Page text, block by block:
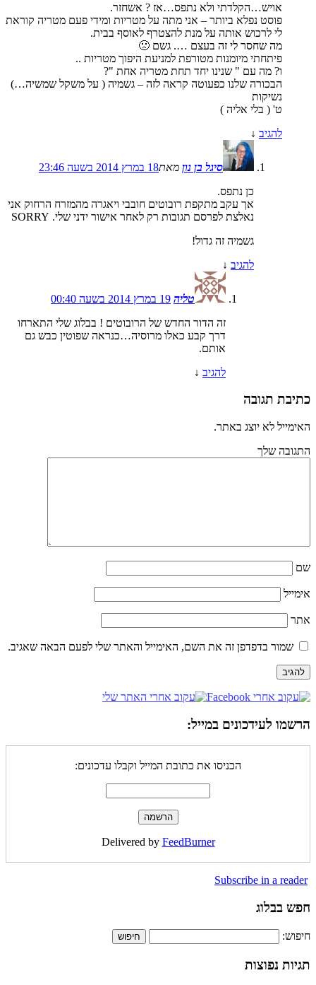
אויש…הקלדתי ולא נתפס…אז ? אשחזר.
פוסט נפלא ביותר – אני מתה על מטריות ומידי פעם מטריה קוראת
לי לרכוש אותה על מנת להצטרף לאוסף בבית.
מה שחסר לי זה בעצם …. גשם 🙁
פיתחתי מיומנות מטורפת למניעת היפוך מטריות ..
ו? מה עם " שנינו יחד תחת מטריה אחת "?
הבכורה שלנו כפעוטה קראה לזה – גשמיה ( על משקל שמשיה…)
נשיקות
ט' ( בלי אליה )
להגיב ↓
סיגל בן נון מאת18 במרץ 2014 בשעה 23:46
כן נתפס.
אך עקב מתקפת רובוטים חובבי ויאגרה מהמזרח הרחוק אני
נאלצת לפרסם תגובות רק לאחר אישור ידני שלי. SORRY
גשמיה זה גדול!
להגיב ↓
טליה 19 במרץ 2014 בשעה 00:40
זה הדור החדש של הרובוטים ! בבלוג שלי התארחו
דרך קבע כאלו מרוסיה…כנראה שפוטין כבש גם
אותם.
להגיב ↓
כתיבת תגובה
האימייל לא יוצג באתר.
התגובה שלך
שם
אימייל
אתר
שמור בדפדפן זה את השם, האימייל והאתר שלי לפעם הבאה שאגיב.
הרשמו לעידכונים במייל:
הכניסו את כתובת המייל וקבלו עדכונים:
Delivered byFeedBurner
Subscribe in a reader
חפש בבלוג
חיפוש:
תגיות נפוצות